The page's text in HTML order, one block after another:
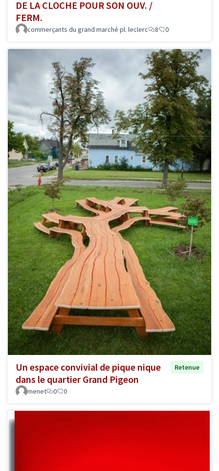
DE LA CLOCHE POUR SON OUV. /
FERM.
commerçants du grand marché pl. leclerc 8 0
Un espace convivial de pique nique
dans le quartier Grand Pigeon
Retenue
menet 0 0